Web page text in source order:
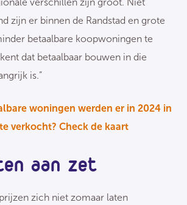
zijn er binnen de Randstad en grote
betaalbare koopwoningen te
dat betaalbaar bouwen in die
is.”
woningen werden er in 2024 in
verkocht? Check de kaart
aan zet
zich niet zomaar laten